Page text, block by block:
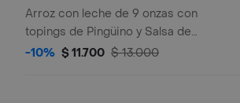
Arroz con leche de 9 onzas con
topings de Pingüino y Salsa de
Chocolate
-10% $ 11.700 $ 13.000